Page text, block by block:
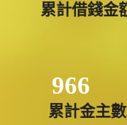
累計借錢金
966
累計金主數